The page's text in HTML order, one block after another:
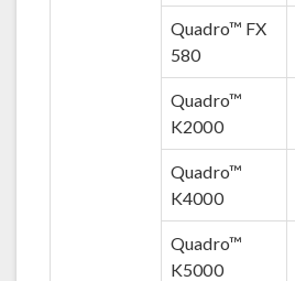
Quadro™ FX
580
Quadro™
K2000
Quadro™
K4000
Quadro™
K5000